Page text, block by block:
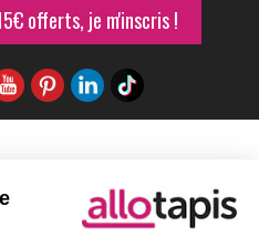
offerts, je m'inscris !
Avis des consommateurs